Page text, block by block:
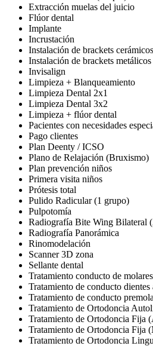
Extracción muelas del juicio
Flúor dental
Implante
Incrustación
Instalación de brackets cerámicos
Instalación de brackets metálicos
Invisalign
Limpieza + Blanqueamiento
Limpieza Dental 2x1
Limpieza Dental 3x2
Limpieza + flúor dental
Pacientes con necesidades
Pago clientes
Plan Deenty / ICSO
Plano de Relajación (Bruxismo)
Plan prevención niños
Primera visita niños
Prótesis total
Pulido Radicular (1 grupo)
Pulpotomía
Radiografía Bite Wing Bilateral
Radiografía Panorámica
Rinomodelación
Scanner 3D zona
Sellante dental
Tratamiento conducto de molares
Tratamiento de conducto dientes
Tratamiento de conducto
Tratamiento de Ortodoncia
Tratamiento de Ortodoncia Fija
Tratamiento de Ortodoncia Fija
Tratamiento de Ortodoncia